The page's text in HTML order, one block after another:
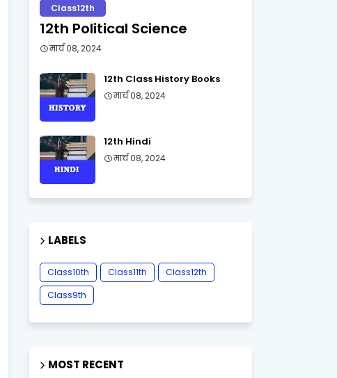
Class12th
12th Political Science
मार्च 08, 2024
12th Class History Books
मार्च 08, 2024
12th Hindi
मार्च 08, 2024
LABELS
Class10th Class11th
Class12th
Class9th
MOST RECENT